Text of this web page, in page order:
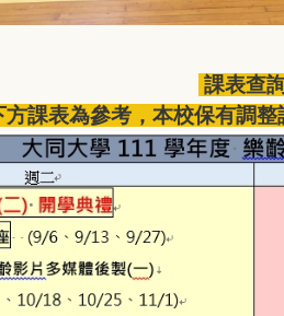
課表查
方課表為參考，本校保有調